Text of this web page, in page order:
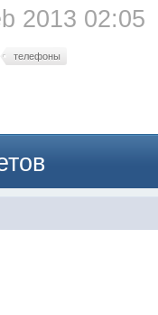
2013 02:05
телефоны